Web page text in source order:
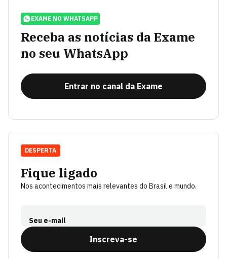
EXAME NO WHATSAPP
Receba as notícias da Exame
no seu WhatsApp
Entrar no canal da Exame
Fique ligado
Nos acontecimentos mais relevantes do Brasil e mundo.
Seu e-mail
Inscreva-se
DESPERTA